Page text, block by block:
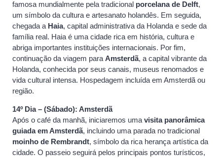
famosa mundialmente pela tradicional porcelana de Delft,
um símbolo da cultura e artesanato holandês. Em seguida,
chegada a Haia, capital administrativa da Holanda e sede da
família real. Haia é uma cidade rica em história, cultura e
abriga importantes instituições internacionais. Por fim,
continuação da viagem paraAmsterdã, a capital vibrante da
Holanda, conhecida por seus canais, museus renomados e
vida cultural intensa. Hospedagem incluída em Amsterdã ou
região.
14º Dia – (Sábado): Amsterdã
Após o café da manhã, iniciaremos uma visita panorâmica
guiada em Amsterdã, incluindo uma parada no tradicional
moinho de Rembrandt, símbolo da rica herança artística da
cidade. O passeio seguirá pelos principais pontos turísticos,